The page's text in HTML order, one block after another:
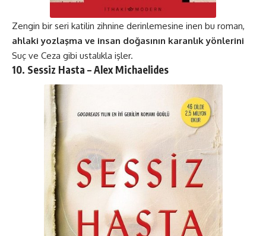
Zengin bir seri katilin zihnine derinlemesine inen bu roman,
ahlaki yozlaşma ve insan doğasının karanlık yönlerini
Suç ve Ceza gibi ustalıkla işler​​.
10. Sessiz Hasta – Alex Michaelides